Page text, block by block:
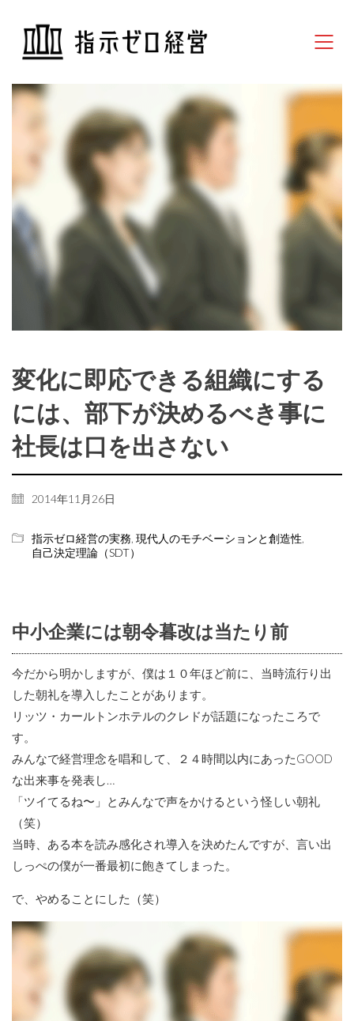
変化に即応できる組織にする
には、部下が決めるべき事に
社長は口を出さない
2014年11月26日
指示ゼロ経営の実務 現代人のモチベーションと創造性
自己決定理論（SDT）
中小企業には朝令暮改は当たり前
今だから明かしますが、僕は１０年ほど前に、当時流行り出
した朝礼を導入したことがあります。
リッツ・カールトンホテルのクレドが話題になったころで
す。
みんなで経営理念を唱和して、２４時間以内にあったGOOD
な出来事を発表し…
「ツイてるね〜」とみんなで声をかけるという怪しい朝礼
（笑）
当時、ある本を読み感化され導入を決めたんですが、言い出
しっぺの僕が一番最初に飽きてしまった。
で、やめることにした（笑）